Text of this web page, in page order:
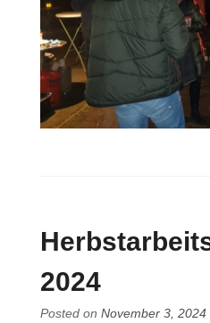
2024
Posted on November 3, 2024